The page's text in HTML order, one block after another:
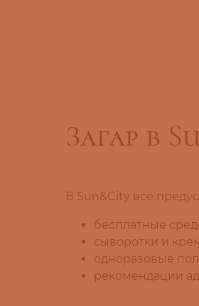
Загар в
В Sun&City всё
бесплатные
сыворотки и
одноразовые
рекомендации